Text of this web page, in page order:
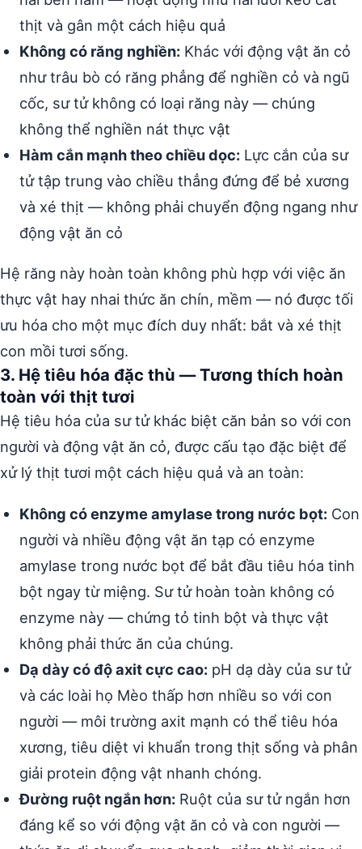
thịt và gân một cách hiệu quả
Không có răng nghiền: Khác với động vật ăn cỏ
như trâu bò có răng phẳng để nghiền cỏ và ngũ
cốc, sư tử không có loại răng này — chúng
không thể nghiền nát thực vật
Hàm cắn mạnh theo chiều dọc: Lực cắn của sư
tử tập trung vào chiều thẳng đứng để bẻ xương
và xé thịt — không phải chuyển động ngang như
động vật ăn cỏ
Hệ răng này hoàn toàn không phù hợp với việc ăn
thực vật hay nhai thức ăn chín, mềm — nó được tối
ưu hóa cho một mục đích duy nhất: bắt và xé thịt
con mồi tươi sống.
3. Hệ tiêu hóa đặc thù — Tương thích hoàn
toàn với thịt tươi
Hệ tiêu hóa của sư tử khác biệt căn bản so với con
người và động vật ăn cỏ, được cấu tạo đặc biệt để
xử lý thịt tươi một cách hiệu quả và an toàn:
Không có enzyme amylase trong nước bọt: Con
người và nhiều động vật ăn tạp có enzyme
amylase trong nước bọt để bắt đầu tiêu hóa tinh
bột ngay từ miệng. Sư tử hoàn toàn không có
enzyme này — chứng tỏ tinh bột và thực vật
không phải thức ăn của chúng.
Dạ dày có độ axit cực cao: pH dạ dày của sư tử
và các loài họ Mèo thấp hơn nhiều so với con
người — môi trường axit mạnh có thể tiêu hóa
xương, tiêu diệt vi khuẩn trong thịt sống và phân
giải protein động vật nhanh chóng.
Đường ruột ngắn hơn: Ruột của sư tử ngắn hơn
đáng kể so với động vật ăn cỏ và con người —